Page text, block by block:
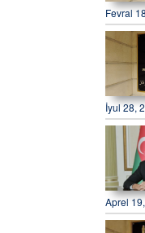
Fevral
İyul 28,
Aprel